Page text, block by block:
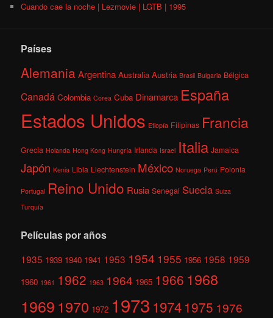
Cuando cae la noche | Lezmovie | LGTB | 1995
Países
AlemaniaArgentina Australia Austria Brasil Bulgaria Bélgica
Canadá Colombia Corea Cuba Dinamarca España
Estados Unidos Etiopía Filipinas Francia
Grecia Holanda Hong Kong Hungría Irlanda Israel Italia Jamaica
Japón Kenia Libia Liechtenstein México Noruega Perú Polonia
Portugal Reino Unido Rusia Senegal Suecia Suiza
Turquía
Películas por años
1935 1939 1940 1941 1953 1954 1955 1956 1958 1959
1960 1961 1962 1963 1964 1965 1966 1968
1969 1970 1972 1973 1974 1975 1976